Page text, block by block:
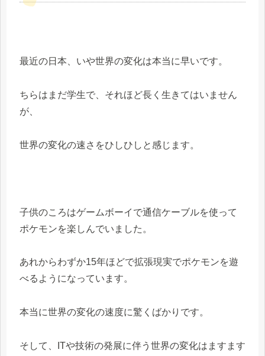
最近の日本、いや世界の変化は本当に早いです。
ちらはまだ学生で、それほど長く生きてはいません
が、
世界の変化の速さをひしひしと感じます。
子供のころはゲームボーイで通信ケーブルを使って
ポケモンを楽しんでいました。
あれからわずか15年ほどで拡張現実でポケモンを遊
べるようになっています。
本当に世界の変化の速度に驚くばかりです。
そして、ITや技術の発展に伴う世界の変化はますます